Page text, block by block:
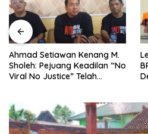
Ahmad Setiawan Kenang M.
Sholeh: Pejuang Keadilan “No
Viral No Justice” Telah